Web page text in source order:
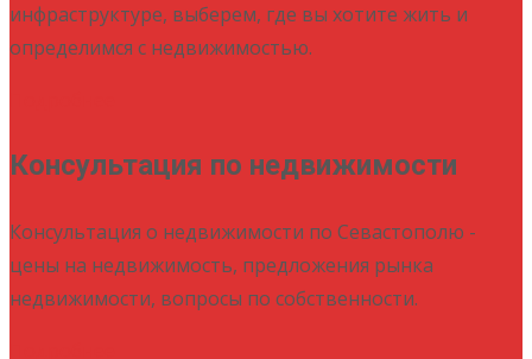
инфраструктуре, выберем, где вы хотите жить и
определимся с недвижимостью.
Консультация по недвижимости
Консультация о недвижимости по Севастополю -
цены на недвижимость, предложения рынка
недвижимости, вопросы по собственности.